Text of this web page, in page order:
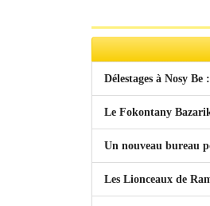
Délestages à Nosy
Le Fokontany
Un nouveau bureau
Les Lionceaux de